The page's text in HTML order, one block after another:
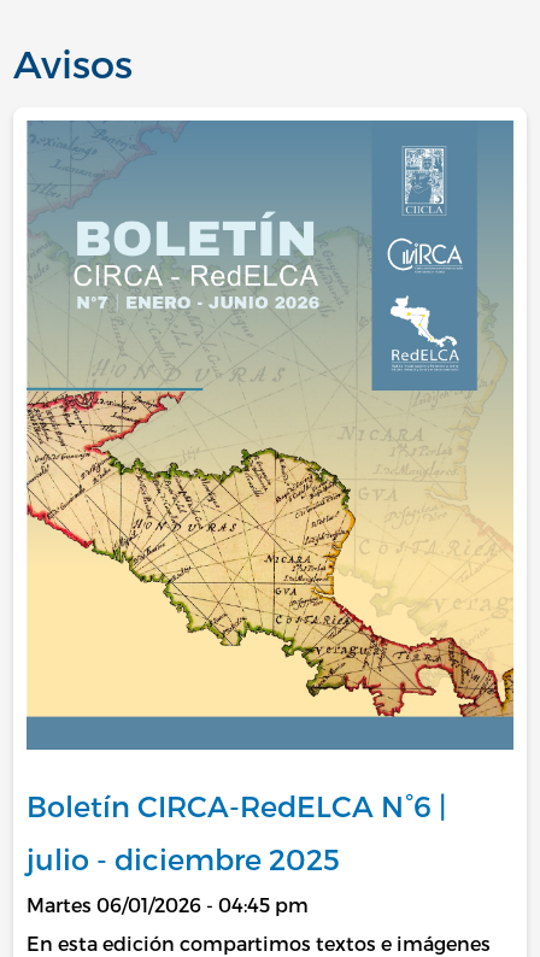
Avisos
Boletín CIRCA-RedELCA N°6 |
julio - diciembre 2025
Martes 06/01/2026 - 04:45 pm
En esta edición compartimos textos e imágenes